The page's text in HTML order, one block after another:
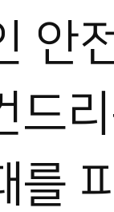
안
드
를